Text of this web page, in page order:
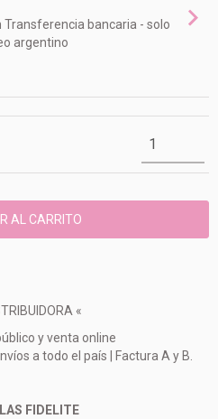
Transferencia bancaria - solo
argentino
«
y venta online
a todo el país | Factura A y B.
FIDELITE